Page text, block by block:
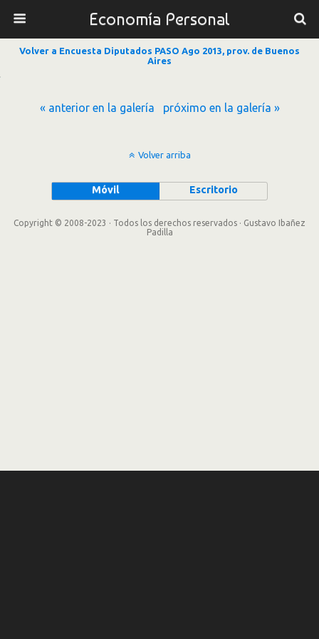
Economía Personal
Volver a Encuesta Diputados PASO Ago 2013, prov. de Buenos
Aires
« anterior en la galería próximo en la galería »
Volver arriba
Móvil Escritorio
Copyright © 2008-2023 · Todos los derechos reservados · Gustavo Ibañez
Padilla